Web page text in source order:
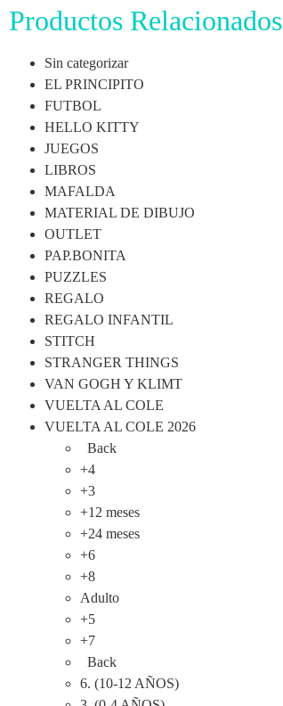
Productos Relacionados
Sin categorizar
EL PRINCIPITO
FUTBOL
HELLO KITTY
JUEGOS
LIBROS
MAFALDA
MATERIAL DE DIBUJO
OUTLET
PAP.BONITA
PUZZLES
REGALO
REGALO INFANTIL
STITCH
STRANGER THINGS
VAN GOGH Y KLIMT
VUELTA AL COLE
VUELTA AL COLE 2026
Back
+4
+3
+12 meses
+24 meses
+6
+8
Adulto
+5
+7
Back
6. (10-12 AÑOS)